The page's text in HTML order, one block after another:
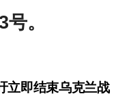
。
立即结束乌克兰战